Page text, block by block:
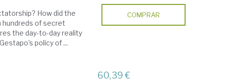
How did the
hundreds of secret
the day-to-day reality
policy of ...
COMPRAR
60,39 €